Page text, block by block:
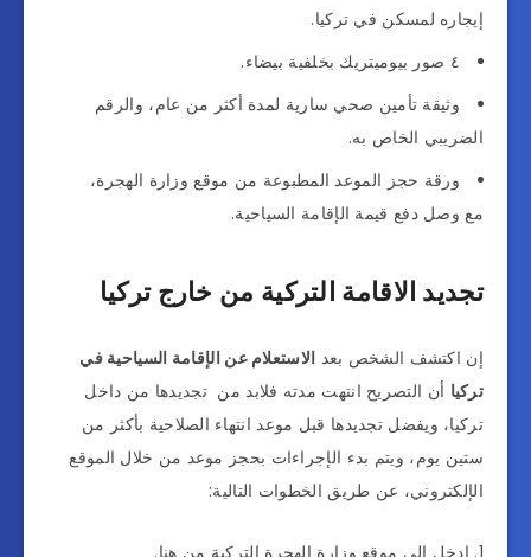
إيجاره لمسكن في تركيا.
٤ صور بيوميتريك بخلفية بيضاء.
وثيقة تأمين صحي سارية لمدة أكثر من عام، والرقم
الضريبي الخاص به.
ورقة حجز الموعد المطبوعة من موقع وزارة الهجرة،
مع وصل دفع قيمة الإقامة السياحية.
تجديد الاقامة التركية من خارج تركيا
إن اكتشف الشخص بعد الاستعلام عن الإقامة السياحية في
تركيا أن التصريح انتهت مدته فلابد من تجديدها من داخل
تركيا، ويفضل تجديدها قبل موعد انتهاء الصلاحية بأكثر من
ستين يوم، ويتم بدء الإجراءات بحجز موعد من خلال الموقع
الإلكتروني، عن طريق الخطوات التالية:
ادخل إلى موقع وزارة الهجرة التركية من هنا.